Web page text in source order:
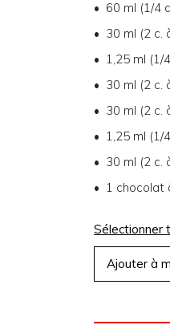
60 ml (1/4
30 ml (2 c.
1,25 ml (1/
30 ml (2 c.
30 ml (2 c.
1,25 ml (1/
30 ml (2 c.
1 chocolat
Sélectionner
Ajouter à